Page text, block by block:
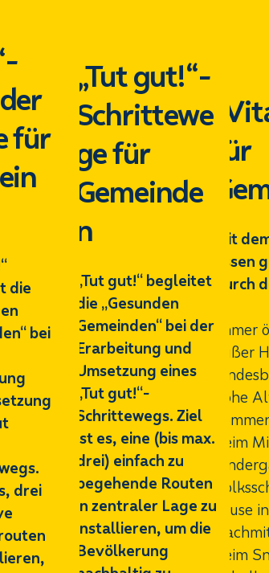
für
die
bei
drei
„Tut gut!“-
Schrittewe
ge für
Gemeinde
n
„Tut gut!“ begleitet
die „Gesunden
Gemeinden“ bei der
Erarbeitung und
Umsetzung eines
„Tut gut!“-
Schrittewegs. Ziel
ist es, eine (bis max.
drei) einfach zu
begehende Routen
in zentraler Lage zu
installieren, um die
Bevölkerung
für
Mit
durch
Immer
außer
hohe
beim
Jause
beim